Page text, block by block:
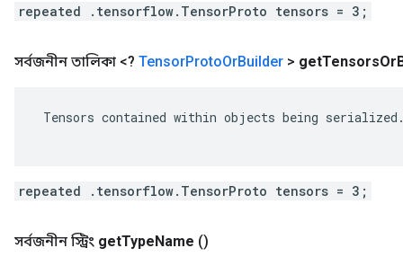
repeated .tensorflow.TensorProto tensors = 3;
সর্বজনীন তালিকা <? TensorProtoOrBuilder > getTensorsOr
Tensors contained within objects being
repeated .tensorflow.TensorProto tensors = 3;
সর্বজনীন স্ট্রিং getTypeName ()